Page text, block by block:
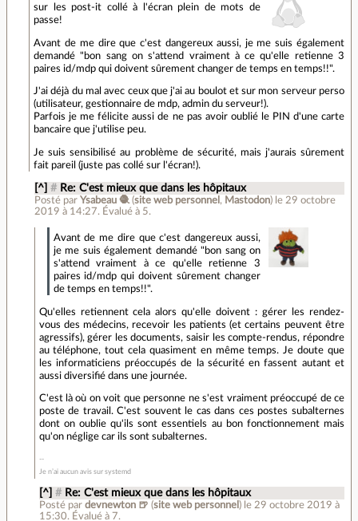
sur les post-it collé à l'écran plein de mots de
passe!
Avant de me dire que c'est dangereux aussi, je me suis également
demandé "bon sang on s'attend vraiment à ce qu'elle retienne 3
paires id/mdp qui doivent sûrement changer de temps en temps!!".
J'ai déjà du mal avec ceux que j'ai au boulot et sur mon serveur perso
(utilisateur, gestionnaire de mdp, admin du serveur!).
Parfois je me félicite aussi de ne pas avoir oublié le PIN d'une carte
bancaire que j'utilise peu.
Je suis sensibilisé au problème de sécurité, mais j'aurais sûrement
fait pareil (juste pas collé sur l'écran!).
[^] # Re: C'est mieux que dans les hôpitaux
Posté par Ysabeau 🧶(site web personnel , Mastodon) le 29 octobre
2019 à 14:27. Évalué à 5.
Avant de me dire que c'est dangereux aussi,
je me suis également demandé "bon sang on
s'attend vraiment à ce qu'elle retienne 3
paires id/mdp qui doivent sûrement changer
de temps en temps!!".
Qu'elles retiennent cela alors qu'elle doivent : gérer les rendez-
vous des médecins, recevoir les patients (et certains peuvent être
agressifs), gérer les documents, saisir les compte-rendus, répondre
au téléphone, tout cela quasiment en même temps. Je doute que
les informaticiens préoccupés de la sécurité en fassent autant et
aussi diversifié dans une journée.
C'est là où on voit que personne ne s'est vraiment préoccupé de ce
poste de travail. C'est souvent le cas dans ces postes subalternes
dont on oublie qu'ils sont essentiels au bon fonctionnement mais
qu'on néglige car ils sont subalternes.
Je n’ai aucun avis sur systemd
[^] # Re: C'est mieux que dans les hôpitaux
Posté par devnewton 🍺 (site web personnel ) le 29 octobre 2019 à
15:30. Évalué à 7.